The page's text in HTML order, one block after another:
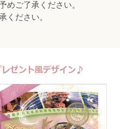
めご了承ください。
ください。